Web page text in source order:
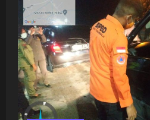
PROTOKOL
KESEHATAN
BERSAMA
POLRES
TANJUNGBALAI
DALAM
RANGKA
PENCEGAHAN
PENYEBARAN
COVID
19
DI
KOTA
TANJUNGBALAI